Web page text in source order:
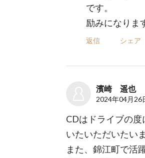
です。
励みになりま
返信 シェア
濱崎 遥也
2024年04月26
CDはドライブの
いたいただいたいま
また、錦江町で活